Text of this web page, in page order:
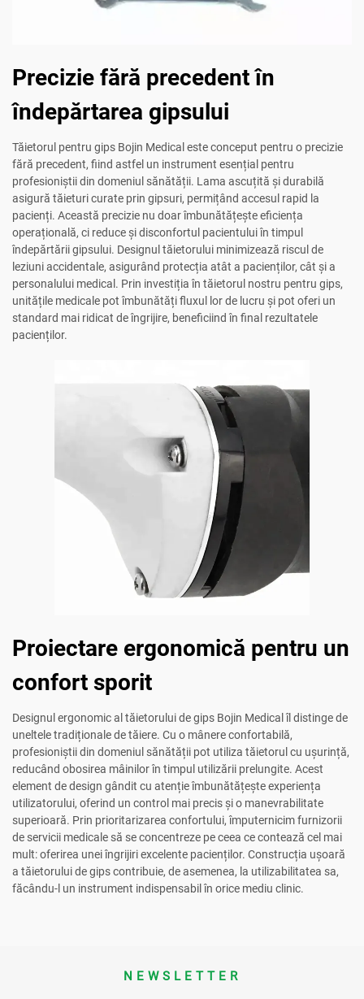
Precizie fără precedent în
îndepărtarea gipsului
Tăietorul pentru gips Bojin Medical este conceput pentru o precizie
fără precedent, fiind astfel un instrument esențial pentru
profesioniștii din domeniul sănătății. Lama ascuțită și durabilă
asigură tăieturi curate prin gipsuri, permițând accesul rapid la
pacienți. Această precizie nu doar îmbunătățește eficiența
operațională, ci reduce și disconfortul pacientului în timpul
îndepărtării gipsului. Designul tăietorului minimizează riscul de
leziuni accidentale, asigurând protecția atât a pacienților, cât și a
personalului medical. Prin investiția în tăietorul nostru pentru gips,
unitățile medicale pot îmbunătăți fluxul lor de lucru și pot oferi un
standard mai ridicat de îngrijire, beneficiind în final rezultatele
pacienților.
Proiectare ergonomică pentru un
confort sporit
Designul ergonomic al tăietorului de gips Bojin Medical îl distinge de
uneltele tradiționale de tăiere. Cu o mânere confortabilă,
profesioniștii din domeniul sănătății pot utiliza tăietorul cu ușurință,
reducând obosirea mâinilor în timpul utilizării prelungite. Acest
element de design gândit cu atenție îmbunătățește experiența
utilizatorului, oferind un control mai precis și o manevrabilitate
superioară. Prin prioritarizarea confortului, împuternicim furnizorii
de servicii medicale să se concentreze pe ceea ce contează cel mai
mult: oferirea unei îngrijiri excelente pacienților. Construcția ușoară
a tăietorului de gips contribuie, de asemenea, la utilizabilitatea sa,
făcându-l un instrument indispensabil în orice mediu clinic.
NEWSLETTER